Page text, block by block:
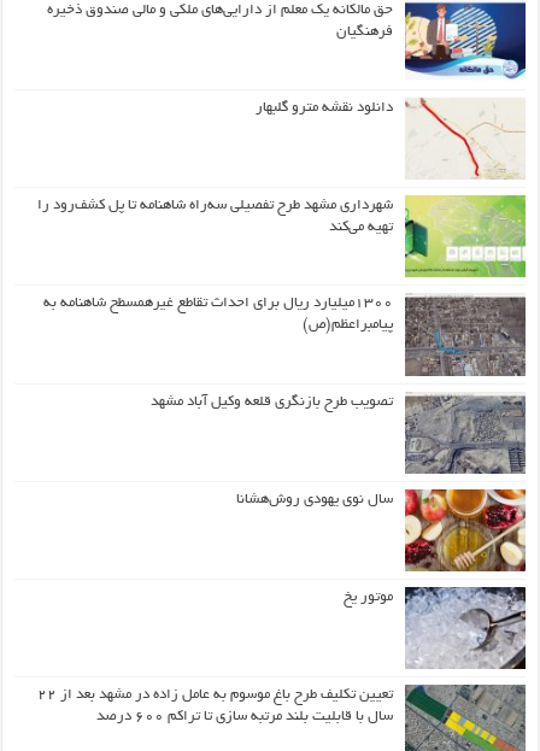
حق مالکانه یک معلم از دارایی‌های ملکی و مالی صندوق ذخیره
فرهنگیان
دانلود نقشه مترو گلبهار
شهرداری مشهد طرح تفصیلی سه‌راه شاهنامه تا پل کشف‌رود را
تهیه می‌کند
۱۳۰۰میلیارد ریال برای احداث تقاطع غیرهمسطح شاهنامه به
پیامبراعظم(ص)
تصویب طرح بازنگری قلعه وکیل آباد مشهد
سال نوی یهودی روش‌هشانا
موتور یخ
تعیین تکلیف طرح باغ موسوم به عامل زاده در مشهد بعد از ۲۲
سال با قابلیت بلند مرتبه سازی تا تراکم ۶۰۰ درصد